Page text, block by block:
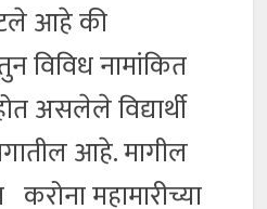
आहे की
विविध नामांकित
असलेले विद्यार्थी
आहे. मागील
महामारीच्या